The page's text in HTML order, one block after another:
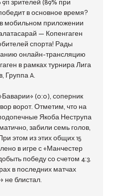
зрителей (89% при
в основное время?
мобильном приложении
— Копенгаген
спорта! Рады
онлайн-трансляцию
в рамках турнира Лига
Группа A.
(0:0), соперник
ворот. Отметим, что на
Якоба Неструпа
забили семь голов,
этом из этих общих 15
в игре с «Манчестер
победу со счетом 4:3.
в последних матчах
не блистал.